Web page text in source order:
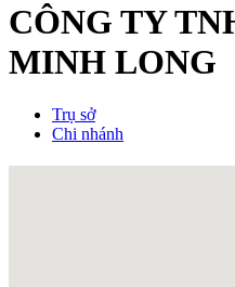
CÔNG TY
MINH LONG
Trụ sở
Chi nhánh